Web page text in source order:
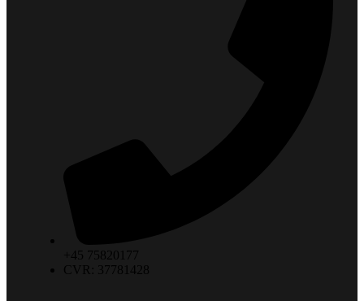
+45 75820177
CVR: 37781428